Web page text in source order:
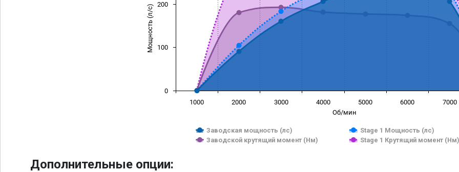
Об/мин
Мощность (л/с)
Заводская мощность (лс)
Stage 1 Мощность (лс)
Заводской крутящий момент (Нм)
Stage 1 Крутящий момент (Нм)
1000 2000 3000 4000 5000 6000 7000
0
100
200
Дополнительные опции: